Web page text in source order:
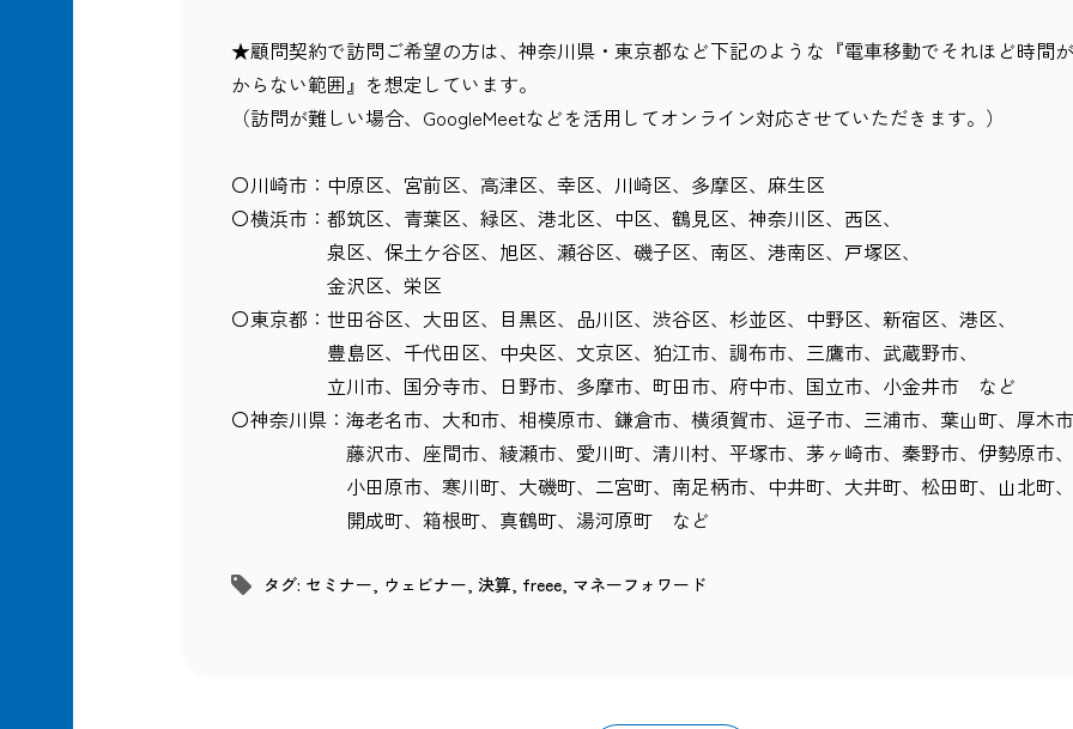
★顧問契約で訪問ご希望の方は、神奈川県・東京都など下記のような『電車移動でそれほど時間
からない範囲』を想定しています。
（訪問が難しい場合、GoogleMeetなどを活用してオンライン対応させていただきます。）
〇川崎市：中原区、宮前区、高津区、幸区、川崎区、多摩区、麻生区
〇横浜市：都筑区、青葉区、緑区、港北区、中区、鶴見区、神奈川区、西区、
泉区、保土ケ谷区、旭区、瀬谷区、磯子区、南区、港南区、戸塚区、
金沢区、栄区
〇東京都：世田谷区、大田区、目黒区、品川区、渋谷区、杉並区、中野区、新宿区、港区、
豊島区、千代田区、中央区、文京区、狛江市、調布市、三鷹市、武蔵野市、
立川市、国分寺市、日野市、多摩市、町田市、府中市、国立市、小金井市 など
〇神奈川県：海老名市、大和市、相模原市、鎌倉市、横須賀市、逗子市、三浦市、葉山町、厚木
藤沢市、座間市、綾瀬市、愛川町、清川村、平塚市、茅ヶ崎市、秦野市、伊勢原市、
小田原市、寒川町、大磯町、二宮町、南足柄市、中井町、大井町、松田町、山北町、
開成町、箱根町、真鶴町、湯河原町 など
タグ: セミナー, ウェビナー, 決算, freee, マネーフォワード